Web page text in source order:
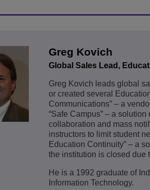
Greg Kovich
Global Sales Lead,
Greg Kovich leads global
or created several
Communications” – a
“Safe Campus” – a
collaboration and mass
instructors to limit student
Education Continuity” – a
the institution is closed due
He is a 1992 graduate of
Information Technology.